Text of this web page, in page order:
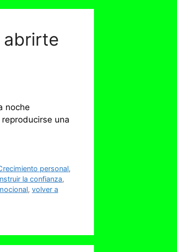
abrirte
noche
una
personal,
la confianza,
, volver a